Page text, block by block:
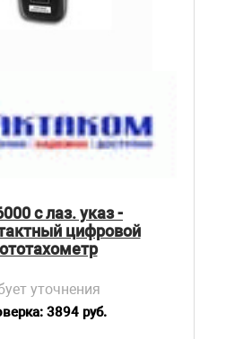
с лаз. указ -
цифровой
уточнения
3894 руб.